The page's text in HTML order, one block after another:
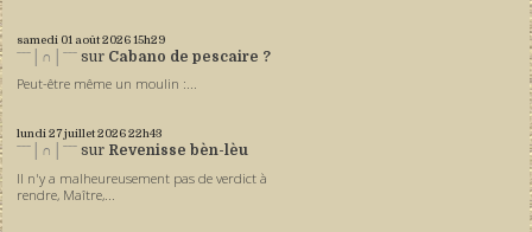
samedi 01 août 202615h29
ˉˉˉ│∩│ˉˉˉ sur Cabano de pescaire ?
Peut-être même un moulin :...
lundi 27juillet 202622h43
ˉˉˉ│∩│ˉˉˉ sur Revenisse bèn-lèu
Il n'y a malheureusement pas de verdict à
rendre, Maître,...